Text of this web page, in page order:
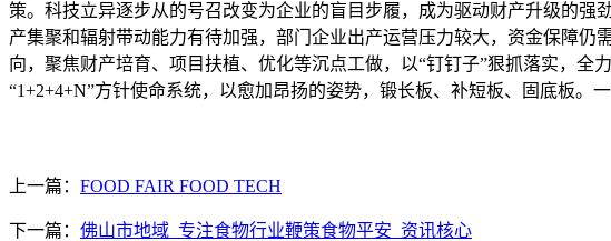
策。科技立异逐步从的号召改变为企业的盲目步履，成为驱动财产升级的
产集聚和辐射带动能力有待加强，部门企业出产运营压力较大，资金保障
向，聚焦财产培育、项目扶植、优化等沉点工做，以“钉钉子”狠抓落实，
“1+2+4+N”方针使命系统，以愈加昂扬的姿势，锻长板、补短板、固底板。
上一篇： FOOD FAIR FOOD TECH
下一篇： 佛山市地域_专注食物行业鞭策食物平安_资讯核心